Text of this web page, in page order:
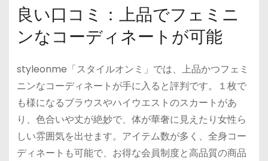
良い口コミ：上品でフェミニ
ンなコーディネートが可能
styleonme「スタイルオンミ」では、上品かつフェミ
ニンなコーディネートが手に入ると評判です。１枚で
も様になるブラウスやハイウエストのスカートがあ
り、色合いや丈が絶妙で、体が華奢に見えたり女性ら
しい雰囲気を出せます。アイテム数が多く、全身コー
ディネートも可能で、お得な会員制度と高品質の商品